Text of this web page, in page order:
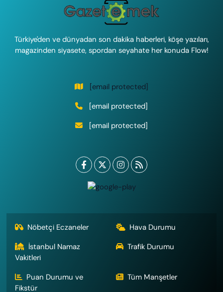
Türkiye'den ve dünyadan son dakika haberleri, köşe yazıları,
magazinden siyasete, spordan seyahate her konuda Flow!
[email protected]
[email protected]
[email protected]
Nöbetçi Eczaneler
Hava Durumu
İstanbul Namaz
Vakitleri
Trafik Durumu
Puan Durumu ve
Fikstür
Tüm Manşetler